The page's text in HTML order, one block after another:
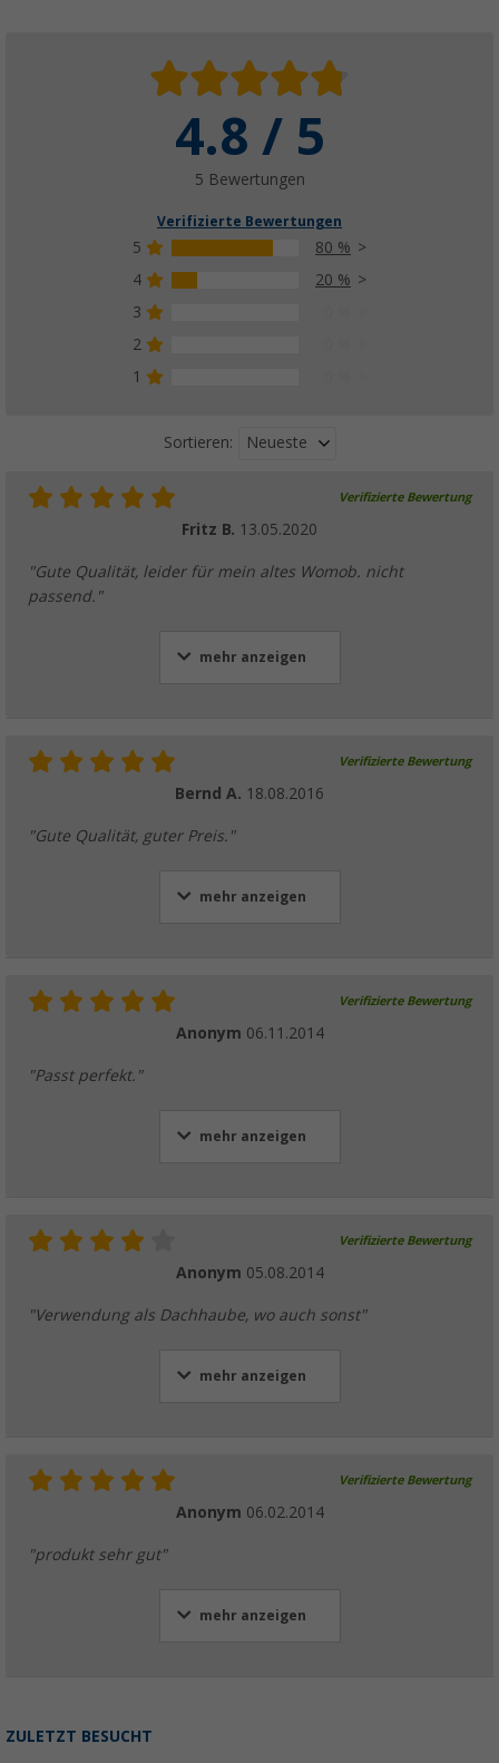
4.8 / 5
5 Bewertungen
Verifizierte Bewertungen
5
80 %
4
20 %
3
2
1
Sortieren: Neueste
Verifizierte Bewertung
Fritz B. 13.05.2020
"Gute Qualität, leider für mein altes Womob. nicht
passend."
mehr anzeigen
Verifizierte Bewertung
Bernd A. 18.08.2016
"Gute Qualität, guter Preis."
mehr anzeigen
Verifizierte Bewertung
Anonym 06.11.2014
"Passt perfekt."
mehr anzeigen
Verifizierte Bewertung
Anonym 05.08.2014
"Verwendung als Dachhaube, wo auch sonst"
mehr anzeigen
Verifizierte Bewertung
Anonym 06.02.2014
"produkt sehr gut"
mehr anzeigen
ZULETZT BESUCHT